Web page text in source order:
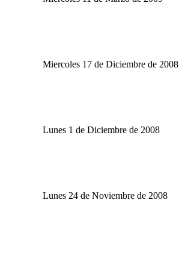
Miercoles 17 de Diciembre de 2008
Lunes 1 de Diciembre de 2008
Lunes 24 de Noviembre de 2008